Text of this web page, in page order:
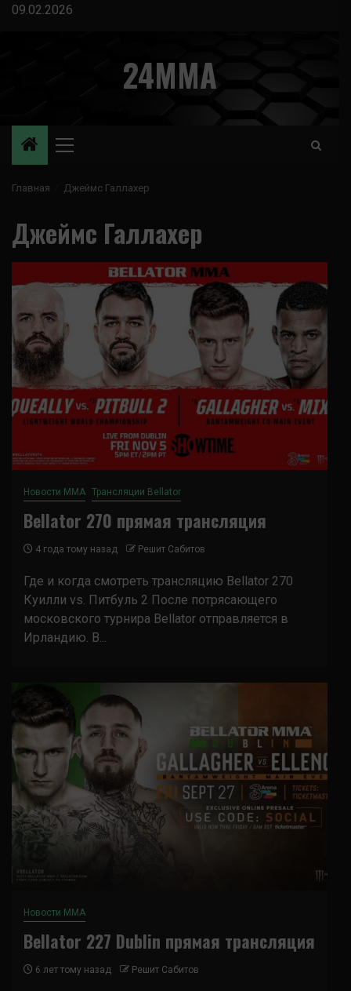
Перейти
09.02.2026
24MMA
Основное
Главная Джеймс Галлахер
Джеймс Галлахер
Новости ММА Трансляции Bellator
Bellator 270 прямая трансляция
4 года тому назад Решит Сабитов
Где и когда смотреть трансляцию Bellator 270
Куилли vs. Питбуль 2 После потрясающего
московского турнира Bellator отправляется в
Ирландию. В...
Новости ММА
Bellator 227 Dublin прямая трансляция
6 лет тому назад Решит Сабитов